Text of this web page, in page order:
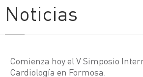
Noticias
Comienza hoy el V Simposio
Cardiología en Formosa.